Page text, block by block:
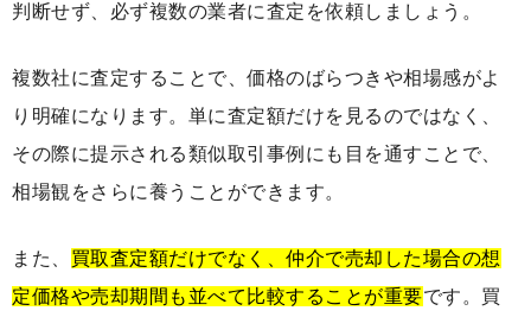
判断せず、必ず複数の業者に査定を依頼しましょう。
複数社に査定することで、価格のばらつきや相場感がよ
り明確になります。単に査定額だけを見るのではなく、
その際に提示される類似取引事例にも目を通すことで、
相場観をさらに養うことができます。
また、 買取査定額だけでなく、仲介で売却した場合の想
定価格や売却期間も並べて比較することが重要です。買